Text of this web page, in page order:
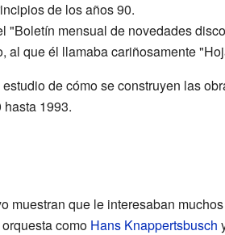
de los años 90.
"Boletín mensual de novedades
al que él llamaba cariñosamente
de cómo se construyen las
hasta 1993.
muestran que le interesaban
como Hans Knappertsbusch